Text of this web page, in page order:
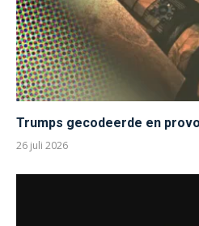
Trumps gecodeerde en
26 juli 2026